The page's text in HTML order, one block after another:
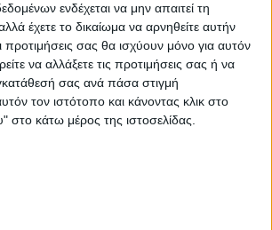
ενδέχεται να μην απαιτεί τη
έχετε το δικαίωμα να αρνηθείτε αυτήν
προτιμήσεις σας θα ισχύουν μόνο για αυτόν
να αλλάξετε τις προτιμήσεις σας ή να
σας ανά πάσα στιγμή
τον ιστότοπο και κάνοντας κλικ στο
στο κάτω μέρος της ιστοσελίδας.